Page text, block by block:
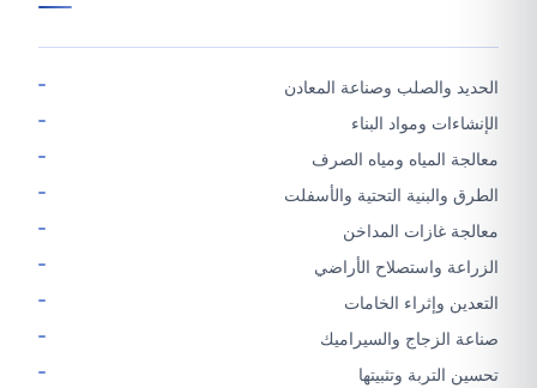
الحديد والصلب وصناعة المعادن
الإنشاءات ومواد البناء
معالجة المياه ومياه الصرف
الطرق والبنية التحتية والأسفلت
معالجة غازات المداخن
الزراعة واستصلاح الأراضي
التعدين وإثراء الخامات
صناعة الزجاج والسيراميك
تحسين التربة وتثبيتها